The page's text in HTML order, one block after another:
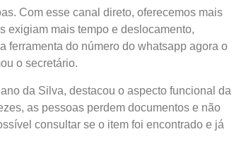
Com esse canal direto, oferecemos mais
exigiam mais tempo e deslocamento,
ferramenta do número do whatsapp agora o
o secretário.
da Silva, destacou o aspecto funcional da
as pessoas perdem documentos e não
consultar se o item foi encontrado e já